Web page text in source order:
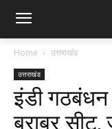
Home उत्तराखंड
उत्तराखंड
इंडी गठबंधन
बराबर